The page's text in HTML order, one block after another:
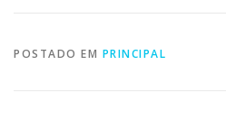
POSTADO EM PRINCIPAL